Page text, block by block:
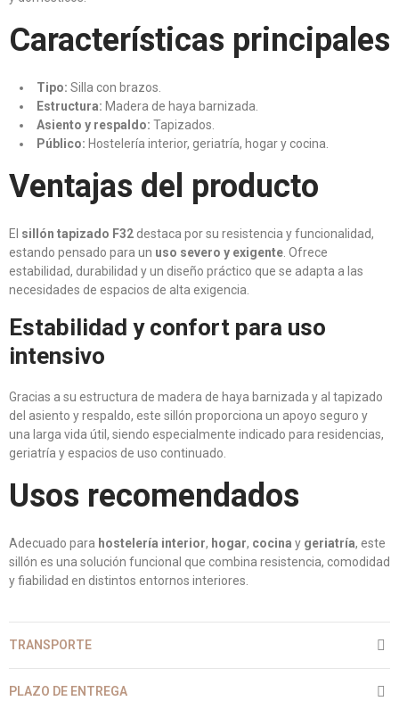
Características principales
Tipo: Silla con brazos.
Estructura: Madera de haya barnizada.
Asiento y respaldo: Tapizados.
Público: Hostelería interior, geriatría, hogar y cocina.
Ventajas del producto
El sillón tapizado F32 destaca por su resistencia y funcionalidad,
estando pensado para un uso severo y exigente . Ofrece
estabilidad, durabilidad y un diseño práctico que se adapta a las
necesidades de espacios de alta exigencia.
Estabilidad y confort para uso
intensivo
Gracias a su estructura de madera de haya barnizada y al tapizado
del asiento y respaldo, este sillón proporciona un apoyo seguro y
una larga vida útil, siendo especialmente indicado para residencias,
geriatría y espacios de uso continuado.
Usos recomendados
Adecuado para hostelería interior, hogar, cocina y geriatría, este
sillón es una solución funcional que combina resistencia, comodidad
y fiabilidad en distintos entornos interiores.
TRANSPORTE
PLAZO DE ENTREGA